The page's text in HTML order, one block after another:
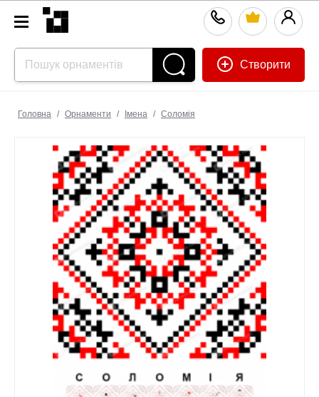
Створити
Головна / Орнаменти / Імена / Соломія